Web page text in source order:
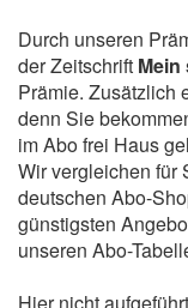
Durch unseren
der Zeitschrift Mein
Prämie. Zusätzlich
denn Sie
im Abo frei Haus
Wir vergleichen für
deutschen Abo-
günstigsten
unseren Abo-